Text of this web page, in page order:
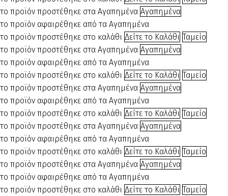
το προϊόν προστέθηκε στα Αγαπημένα Αγαπημένα
το προϊόν αφαιρέθηκε από τα Αγαπημένα
το προϊόν προστέθηκε στο καλάθι Δείτε το Καλάθι Ταμείο
το προϊόν προστέθηκε στα Αγαπημένα Αγαπημένα
το προϊόν αφαιρέθηκε από τα Αγαπημένα
το προϊόν προστέθηκε στο καλάθι Δείτε το Καλάθι Ταμείο
το προϊόν προστέθηκε στα Αγαπημένα Αγαπημένα
το προϊόν αφαιρέθηκε από τα Αγαπημένα
το προϊόν προστέθηκε στο καλάθι Δείτε το Καλάθι Ταμείο
το προϊόν προστέθηκε στα Αγαπημένα Αγαπημένα
το προϊόν αφαιρέθηκε από τα Αγαπημένα
το προϊόν προστέθηκε στο καλάθι Δείτε το Καλάθι Ταμείο
το προϊόν προστέθηκε στα Αγαπημένα Αγαπημένα
το προϊόν αφαιρέθηκε από τα Αγαπημένα
το προϊόν προστέθηκε στο καλάθι Δείτε το Καλάθι Ταμείο